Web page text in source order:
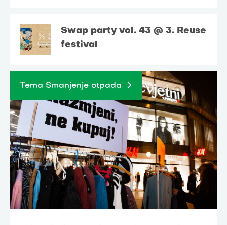
Swap party vol. 43 @ 3. Reuse
festival
Tema Smanjenje otpada